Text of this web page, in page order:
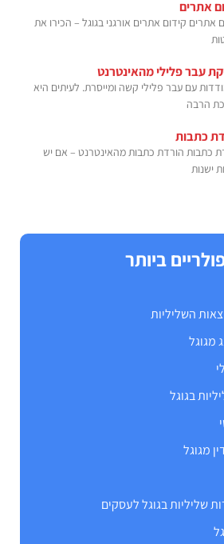
אתרים
אתרים קידום אתרים אורגני בגוגל – הכירו את
עבר פלילי מהאינטרנט
עם עבר פלילי קשה ומייסרת. לעיתים היא
הרבה
כתבות
כתבות הורדת כתבות מהאינטרנט – אם יש
ישנות
ביותר
השליליות
מגוגל
בגוגל
מגוגל
שליליות בגוגל לעסקים